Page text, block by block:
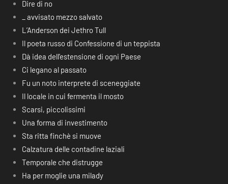
Dire di no
_ avvisato mezzo salvato
L’Anderson dei Jethro Tull
Il poeta russo di Confessione di un teppista
Dà idea dell’estensione di ogni Paese
Ci legano al passato
Fu un noto interprete di sceneggiate
Il locale in cui fermenta il mosto
Scarsi, piccolissimi
Una forma di investimento
Sta ritta finchè si muove
Calzatura delle contadine laziali
Temporale che distrugge
Ha per moglie una milady